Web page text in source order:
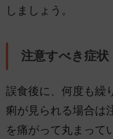
しましょう。
注意すべき症状
誤食後に、何度も繰
痢が見られる場合は
を痛がって丸まって